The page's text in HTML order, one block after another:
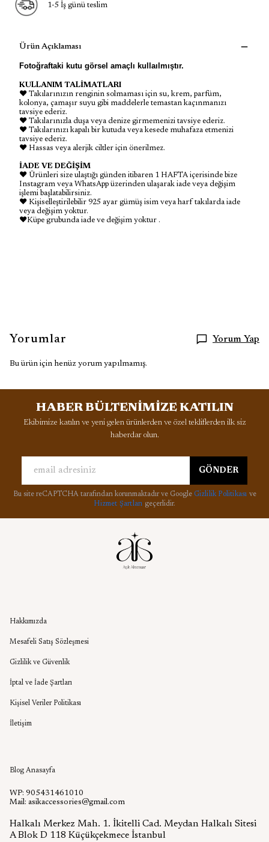
1-5 İş günü teslim
Ürün Açıklaması
Fotoğraftaki kutu görsel amaçlı kullaılmıştır.
KULLANIM TALİMATLARI
♥ Takılarınızın renginin solmaması için su, krem, parfüm,
kolonya, çamaşır suyu gibi maddelerle temastan kaçınmanızı
tavsiye ederiz.
♥ Takılarınızla duşa veya denize girmemenizi tavsiye ederiz.
♥ Takılarınızı kapalı bir kutuda veya kesede muhafaza etmenizi
tavsiye ederiz.
♥ Hassas veya alerjik ciltler için önerilmez.
İADE VE DEĞİŞİM
♥ Ürünleri size ulaştığı günden itibaren 1 HAFTA içerisinde bize
Instagram veya WhatsApp üzerinden ulaşarak iade veya değişim
işlemi başlatabilirsiniz.
♥ Kişiselleştirilebilir 925 ayar gümüş isim veya harf takılarda iade
veya değişim yoktur.
♥Küpe grubunda iade ve değişim yoktur .
Yorumlar Yorum Yap
Bu ürün için henüz yorum yapılmamış.
HABER BÜLTENİMİZE KATILIN
Ekibimize katılın ve yeni gelen ürünlerden ve özel tekliflerden ilk siz
haberdar olun.
GÖNDER
Bu site reCAPTCHA tarafından korunmaktadır ve Google Gizlilik Politikası ve
Hizmet Şartları geçerlidir.
Hakkımızda
Mesafeli Satış Sözleşmesi
Gizlilik ve Güvenlik
İptal ve İade Şartları
Kişisel Veriler Politikası
İletişim
Blog Anasayfa
WP: 905431461010
Mail: asikaccessories@gmail.com
Halkalı Merkez Mah. 1. İkitelli Cad. Meydan Halkalı Sitesi
A Blok D 118 Küçükçekmece İstanbul